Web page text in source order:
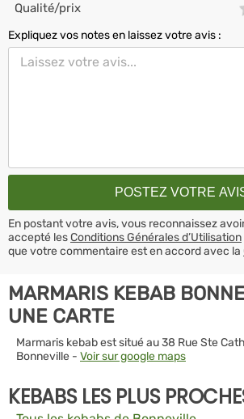
Qualité/prix
Expliquez vos notes en laissez votre avis :
En postant votre avis, vous reconnaissez
accepté lesConditions Générales d’Utilisation
que votre commentaire est en accord avec la
MARMARIS KEBAB
UNE CARTE
Marmaris kebab est situé au 38 Rue Ste
Bonneville - Voir sur google maps
KEBABS LES PLUS